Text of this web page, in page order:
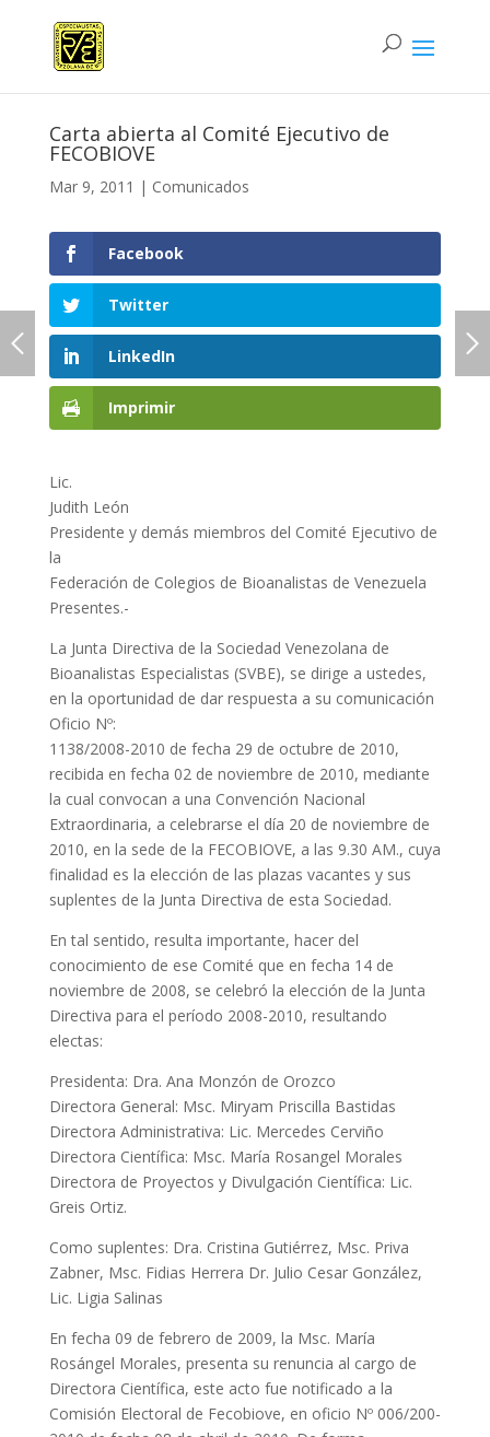
Carta abierta al Comité Ejecutivo de
FECOBIOVE
Mar 9, 2011 | Comunicados
Facebook
Twitter
LinkedIn
Imprimir
Lic.
Judith León
Presidente y demás miembros del Comité Ejecutivo de
la
Federación de Colegios de Bioanalistas de Venezuela
Presentes.-
La Junta Directiva de la Sociedad Venezolana de
Bioanalistas Especialistas (SVBE), se dirige a ustedes,
en la oportunidad de dar respuesta a su comunicación
Oficio Nº:
1138/2008-2010 de fecha 29 de octubre de 2010,
recibida en fecha 02 de noviembre de 2010, mediante
la cual convocan a una Convención Nacional
Extraordinaria, a celebrarse el día 20 de noviembre de
2010, en la sede de la FECOBIOVE, a las 9.30 AM., cuya
finalidad es la elección de las plazas vacantes y sus
suplentes de la Junta Directiva de esta Sociedad.
En tal sentido, resulta importante, hacer del
conocimiento de ese Comité que en fecha 14 de
noviembre de 2008, se celebró la elección de la Junta
Directiva para el período 2008-2010, resultando
electas:
Presidenta: Dra. Ana Monzón de Orozco
Directora General: Msc. Miryam Priscilla Bastidas
Directora Administrativa: Lic. Mercedes Cerviño
Directora Científica: Msc. María Rosangel Morales
Directora de Proyectos y Divulgación Científica: Lic.
Greis Ortiz.
Como suplentes: Dra. Cristina Gutiérrez, Msc. Priva
Zabner, Msc. Fidias Herrera Dr. Julio Cesar González,
Lic. Ligia Salinas
En fecha 09 de febrero de 2009, la Msc. María
Rosángel Morales, presenta su renuncia al cargo de
Directora Científica, este acto fue notificado a la
Comisión Electoral de Fecobiove, en oficio Nº 006/200-